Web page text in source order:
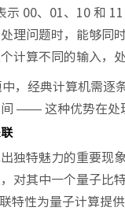
00、01、10 和
理问题时，能够同
计算不同的输入，
，经典计算机需
—— 这种优势在处
独特魅力的重要现
对其中一个量子比
特性为量子计算